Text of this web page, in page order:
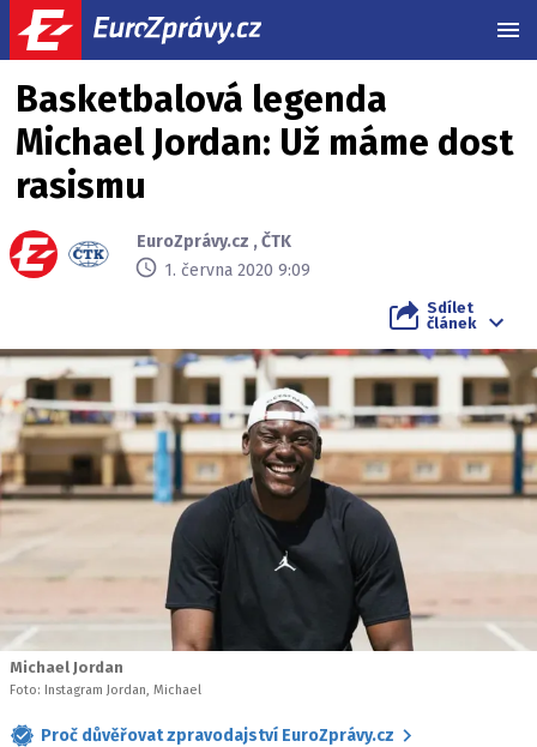
Basketbalová legenda
Michael Jordan: Už máme dost
rasismu
EuroZprávy.cz ,ČTK
1. června 2020 9:09
Sdílet
článek
Michael Jordan
Foto: Instagram Jordan, Michael
Proč důvěřovat zpravodajství EuroZprávy.cz